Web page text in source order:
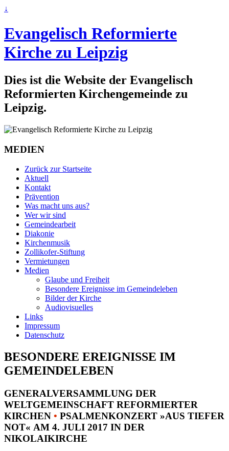
↓
Evangelisch Reformierte
Kirche zu Leipzig
Dies ist die Website der Evangelisch
Reformierten Kirchengemeinde zu
Leipzig.
MEDIEN
Zurück zur Startseite
Aktuell
Kontakt
Prävention
Was macht uns aus?
Wer wir sind
Gemeindearbeit
Diakonie
Kirchenmusik
Zollikofer-Stiftung
Vermietungen
Medien
Glaube und Freiheit
Besondere Ereignisse im Gemeindeleben
Bilder der Kirche
Audiovisuelles
Links
Impressum
Datenschutz
BESONDERE EREIGNISSE IM
GEMEINDELEBEN
GENERALVERSAMMLUNG DER
WELTGEMEINSCHAFT REFORMIERTER
KIRCHEN • PSALMENKONZERT »AUS TIEFER
NOT« AM 4. JULI 2017 IN DER
NIKOLAIKIRCHE